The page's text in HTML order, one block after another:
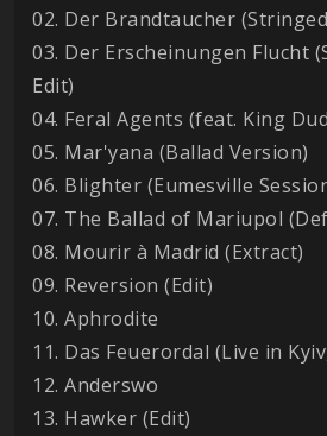
02. Der Brandtaucher
03. Der Erscheinungen Flucht
Edit)
04. Feral Agents (feat. King
05. Mar'yana (Ballad Version)
06. Blighter (Eumesville
07. The Ballad of Mariupol
08. Mourir à Madrid (Extract)
09. Reversion (Edit)
10. Aphrodite
11. Das Feuerordal (Live in
12. Anderswo
13. Hawker (Edit)